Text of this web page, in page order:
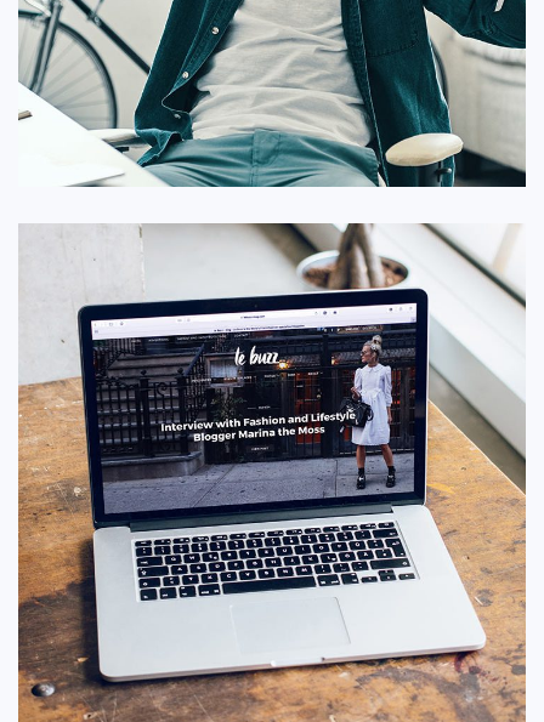
برنامه برای واقعیت مجازی
ایده ها / طراحی
تحلیل امنیت
ایده ها / تکنولوژی